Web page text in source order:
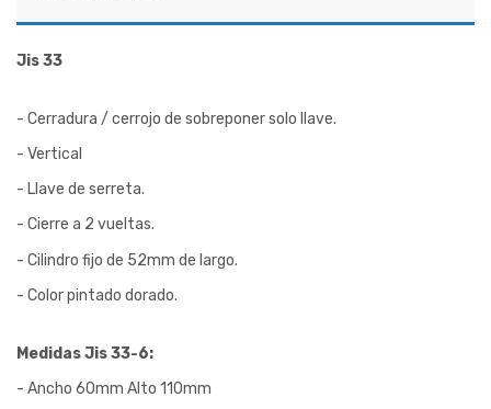
Jis 33
- Cerradura / cerrojo de sobreponer solo llave.
- Vertical
- Llave de serreta.
- Cierre a 2 vueltas.
- Cilindro fijo de 52mm de largo.
- Color pintado dorado.
Medidas Jis 33-6:
- Ancho 60mm Alto 110mm